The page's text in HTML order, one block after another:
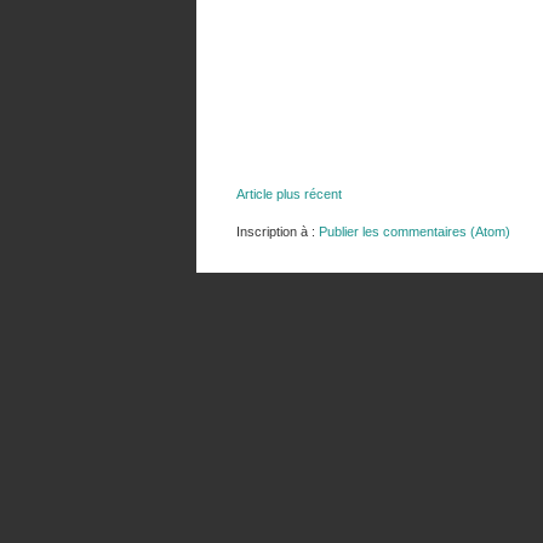
Article plus récent
Inscription à : Publier les commentaires (Atom)